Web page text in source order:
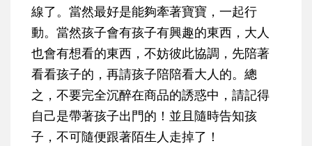
線了。當然最好是能夠牽著寶寶，一起行
動。當然孩子會有孩子有興趣的東西，大人
也會有想看的東西，不妨彼此協調，先陪著
看看孩子的，再請孩子陪陪看大人的。總
之，不要完全沉醉在商品的誘惑中，請記得
自己是帶著孩子出門的！並且隨時告知孩
子，不可隨便跟著陌生人走掉了！